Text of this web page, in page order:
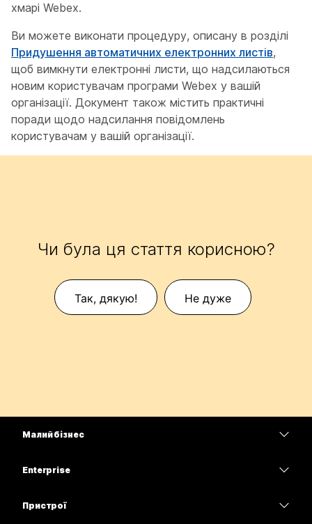
хмарі Webex.
Ви можете виконати процедуру, описану в розділі
Придушення автоматичних електронних листів,
щоб вимкнути електронні листи, що надсилаються
новим користувачам програми Webex у вашій
організації. Документ також містить практичні
поради щодо надсилання повідомлень
користувачам у вашій організації.
Чи була ця стаття корисною?
Так, дякую! Не дуже
Малий бізнес
Enterprise
Пристрої